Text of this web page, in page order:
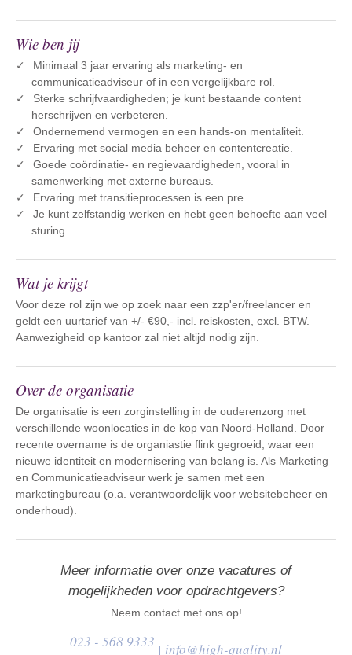
Wie ben jij
Minimaal 3 jaar ervaring als marketing- en
communicatieadviseur of in een vergelijkbare rol.
Sterke schrijfvaardigheden; je kunt bestaande content
herschrijven en verbeteren.
Ondernemend vermogen en een hands-on mentaliteit.
Ervaring met social media beheer en contentcreatie.
Goede coördinatie- en regievaardigheden, vooral in
samenwerking met externe bureaus.
Ervaring met transitieprocessen is een pre.
Je kunt zelfstandig werken en hebt geen behoefte aan veel
sturing.
Wat je krijgt
Voor deze rol zijn we op zoek naar een zzp'er/freelancer en
geldt een uurtarief van +/- €90,- incl. reiskosten, excl. BTW.
Aanwezigheid op kantoor zal niet altijd nodig zijn.
Over de organisatie
De organisatie is een zorginstelling in de ouderenzorg met
verschillende woonlocaties in de kop van Noord-Holland. Door
recente overname is de organiastie flink gegroeid, waar een
nieuwe identiteit en modernisering van belang is. Als Marketing
en Communicatieadviseur werk je samen met een
marketingbureau (o.a. verantwoordelijk voor websitebeheer en
onderhoud).
Meer informatie over onze vacatures of
mogelijkheden voor opdrachtgevers?
Neem contact met ons op!
023 - 568 9333 | info@high-quality.nl